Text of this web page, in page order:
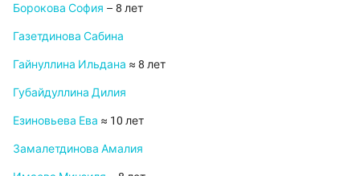
Борокова София – 8 лет
Газетдинова Сабина
Гайнуллина Ильдана ≈ 8 лет
Губайдуллина Дилия
Езиновьева Ева ≈ 10 лет
Замалетдинова Амалия